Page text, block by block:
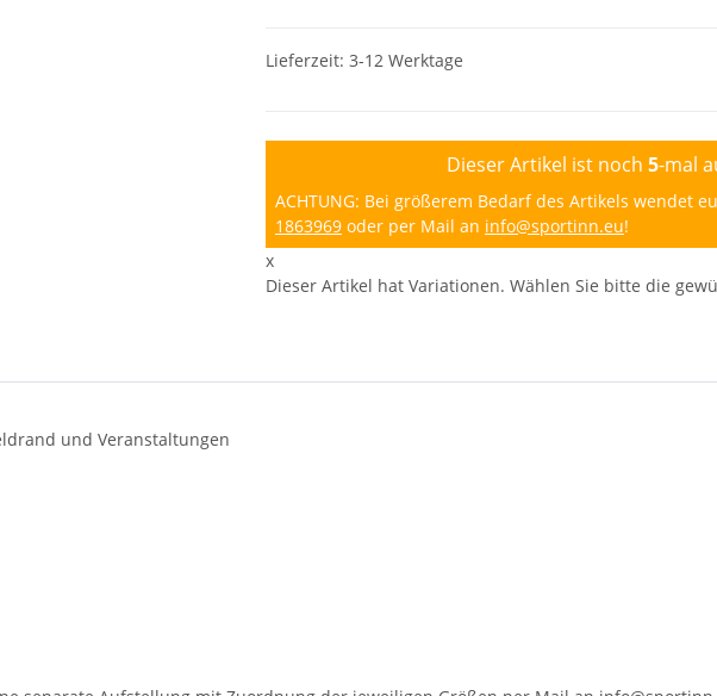
Lieferzeit: 3-12 Werktage
Dieser Artikel ist noch 5-mal
ACHTUNG: Bei größerem Bedarf des Artikels wendet
1863969 oder per Mail an info@sportinn.eu!
x
Dieser Artikel hat Variationen. Wählen Sie bitte die
und Veranstaltungen